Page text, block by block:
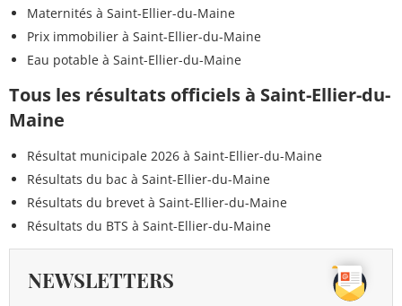
Maternités à Saint-Ellier-du-Maine
Prix immobilier à Saint-Ellier-du-Maine
Eau potable à Saint-Ellier-du-Maine
Tous les résultats officiels à Saint-Ellier-du-
Maine
Résultat municipale 2026 à Saint-Ellier-du-Maine
Résultats du bac à Saint-Ellier-du-Maine
Résultats du brevet à Saint-Ellier-du-Maine
Résultats du BTS à Saint-Ellier-du-Maine
NEWSLETTERS